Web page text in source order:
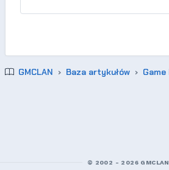
GMCLAN Baza artykułów
© 2002 - 2026